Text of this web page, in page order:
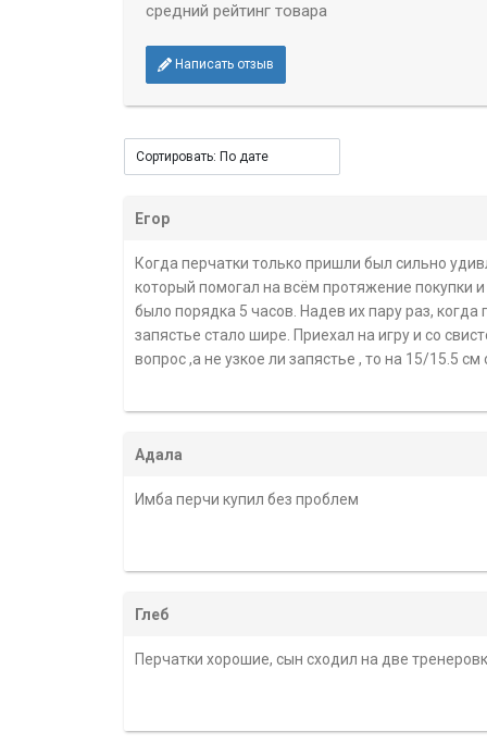
средний рейтинг товара
Написать отзыв
Егор
Когда перчатки только пришли был сильно
который помогал на всём протяжение покупки
было порядка 5 часов. Надев их пару раз,
запястье стало шире. Приехал на игру и со
вопрос ,а не узкое ли запястье , то на 15/15.5
Адала
Имба перчи купил без проблем
Глеб
Перчатки хорошие, сын сходил на две